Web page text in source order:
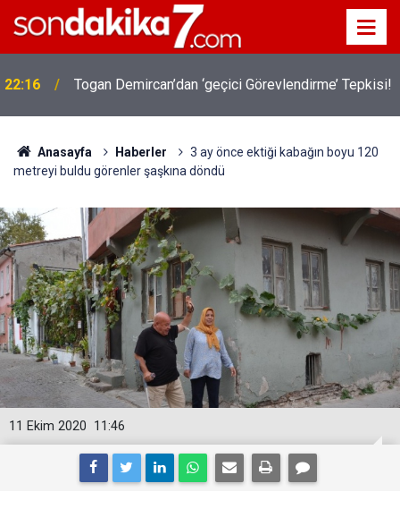
22:16 Togan Demircan’dan ‘geçici Görevlendirme’ Tepkisi!
Anasayfa Haberler
3 ay önce ektiği kabağın boyu 120
metreyi buldu görenler şaşkına döndü
11:46
11 Ekim 2020